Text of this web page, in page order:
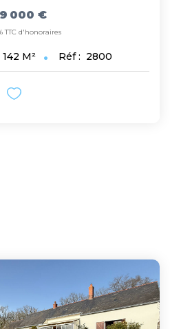
000 €
TTC d'honoraires
142 M² Réf : 2800